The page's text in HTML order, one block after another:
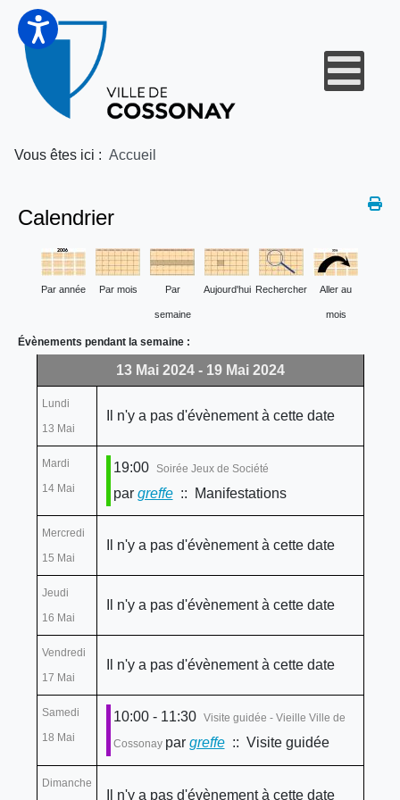
Vous êtes ici : Accueil
Calendrier
Par année Par mois Par
semaine
Aujourd'hui Rechercher Aller au
mois
Évènements pendant la semaine :
13 Mai 2024 - 19 Mai 2024
Lundi
13 Mai
Il n'y a pas d'évènement à cette date
Mardi
14 Mai
19:00 Soirée Jeux de Société
par greffe:: Manifestations
Mercredi
15 Mai
Il n'y a pas d'évènement à cette date
Jeudi
16 Mai
Il n'y a pas d'évènement à cette date
Vendredi
17 Mai
Il n'y a pas d'évènement à cette date
Samedi
18 Mai
10:00 - 11:30 Visite guidée - Vieille Ville de
Cossonay par greffe:: Visite guidée
Dimanche
Il n'y a pas d'évènement à cette date